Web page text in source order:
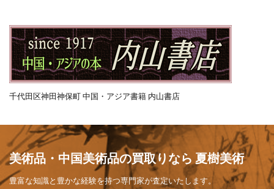
千代田区神田神保町 中国・アジア書籍 内山書店
美術品・中国美術品の買取りなら 夏樹美術
豊富な知識と豊かな経験を持つ専門家が査定いたします。